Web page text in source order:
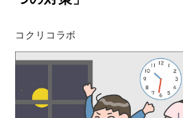
コクリコラボ